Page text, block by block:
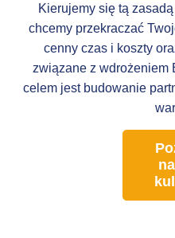
Kierujemy się tą
chcemy przekraczać
cenny czas i koszty
związane z wdrożeniem
celem jest budowanie